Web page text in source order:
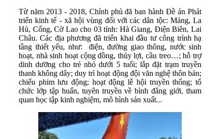
Từ năm 2013 - 2018, Chính phủ đã ban hành Đề án Phát
triển kinh tế - xã hội vùng đối với các dân tộc: Mảng, La
Hủ, Cống, Cờ Lao cho 03 tỉnh: Hà Giang, Điện Biên, Lai
Châu. Các địa phương đã triển khai đầu tư công trình hạ
tầng thiết yếu, như: điện, đường giao thông, nước sinh
hoạt, nhà sinh hoạt cộng đồng, thủy lợi, cầu treo…; hỗ trợ
dinh dưỡng cho trẻ nhỏ dưới 5 tuổi; lắp đặt trạm truyền
thanh không dây; duy trì hoạt động đội văn nghệ thôn bản;
chiếu phim lưu động; hoạt động lễ hội truyền thống; tổ
chức lớp tập huấn, tuyên truyền về bình đẳng giới, tham
quan học tập kinh nghiệm, mô hình sản xuất...